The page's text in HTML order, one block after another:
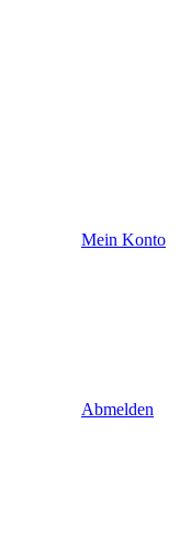
Mein Konto
Abmelden